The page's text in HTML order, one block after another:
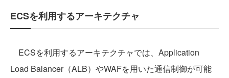
ECSを利用するアーキテクチャ
ECSを利用するアーキテクチャでは、Application
Load Balancer（ALB）やWAFを用いた通信制御が可能